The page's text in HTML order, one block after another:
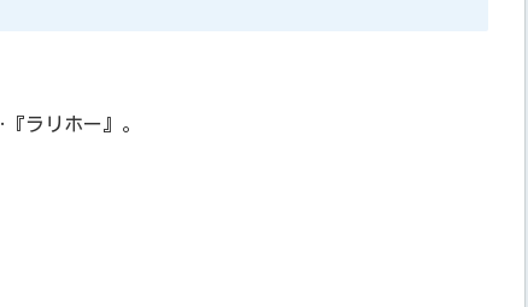
ラリホー』。